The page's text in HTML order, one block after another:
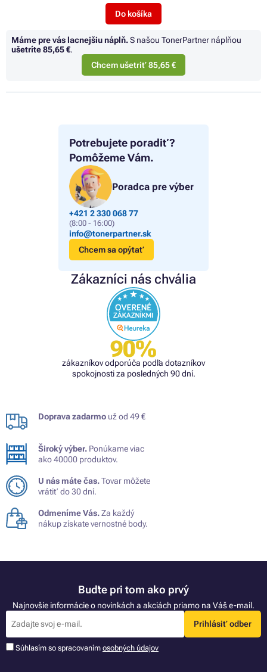
Potrebujete poradiť?
Pomôžeme Vám.
Poradca pre výber
+421 2 330 068 77
(8:00 - 16:00)
info@tonerpartner.sk
Chcem sa opýtať
Zákazníci nás chvália
90%
zákazníkov odporúča podľa dotazníkov
spokojnosti za posledných 90 dní.
Do košíka
Máme pre vás lacnejšiu náplň.S našou TonerPartner náplňou
ušetríte85,65 €.
Chcem ušetriť 85,65 €
Doprava zadarmo už od 49 €
Široký výber. Ponúkame viac
ako 40000 produktov.
U nás máte čas.Tovar môžete
vrátiť do 30 dní.
Odmeníme Vás.Za každý
nákup získate vernostné body.
Buďte pri tom ako prvý
Najnovšie informácie o novinkách a akciách priamo na Váš e-mail.
Prihlásiť odber
Súhlasím so spracovaním osobných údajov